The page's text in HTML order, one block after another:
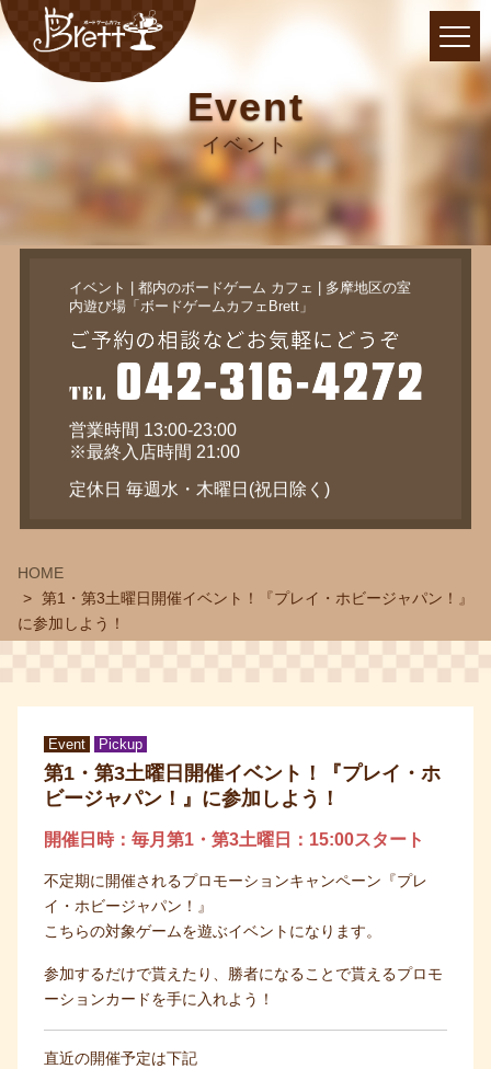
Event
イベント
イベント | 都内のボードゲーム カフェ | 多摩地区の室
営業時間 13:00-23:00
※最終入店時間 21:00
定休日 毎週水・木曜日(祝日除く)
HOME
第1・第3土曜日開催イベント！『プレイ・ホビージャパン！』
に参加しよう！
Event Pickup
第1・第3土曜日開催イベント！『プレイ・ホ
ビージャパン！』に参加しよう！
開催日時：毎月第1・第3土曜日：15:00スタート
不定期に開催されるプロモーションキャンペーン『プレ
イ・ホビージャパン！』
こちらの対象ゲームを遊ぶイベントになります。
参加するだけで貰えたり、勝者になることで貰えるプロモ
ーションカードを手に入れよう！
直近の開催予定は下記